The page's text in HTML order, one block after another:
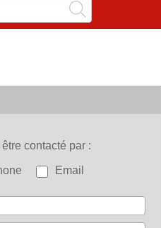
être contacté par
Email